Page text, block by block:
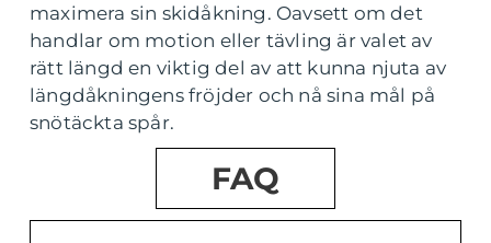
maximera sin skidåkning. Oavsett om det
handlar om motion eller tävling är valet av
rätt längd en viktig del av att kunna njuta av
längdåkningens fröjder och nå sina mål på
snötäckta spår.
FAQ